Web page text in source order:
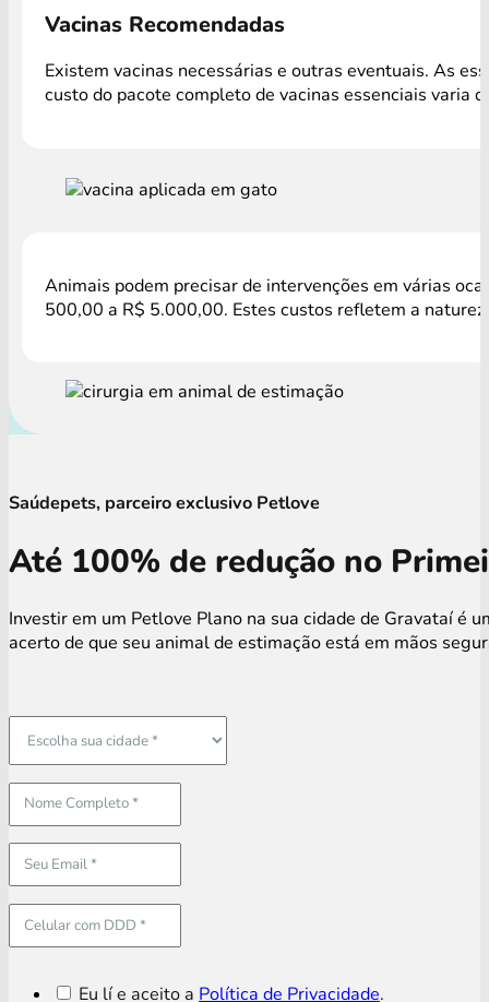
Vacinas Recomendadas
Existem vacinas necessárias e outras eventuais. As
custo do pacote completo de vacinas essenciais varia
Animais podem precisar de intervenções em várias
500,00 a R$ 5.000,00. Estes custos refletem a
Saúdepets, parceiro exclusivo Petlove
Até 100% de redução no
Investir em um Petlove Plano na sua cidade de Gravataí é
acerto de que seu animal de estimação está em mãos
Eu lí e aceito a Política de Privacidade.